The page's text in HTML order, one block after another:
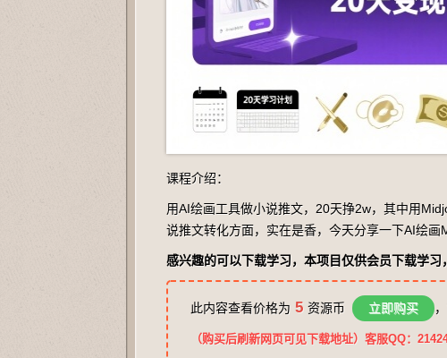
课程介绍：
用AI绘画工具做小说推文，20天挣2w，其中用
说推文转化方面，实在是香，今天分享一下AI绘画
感兴趣的可以下载学习，本项目仅供会员下载学习
此内容查看价格为 5 资源币 立即购买
（购买后刷新网页可见下载地址）客服QQ：